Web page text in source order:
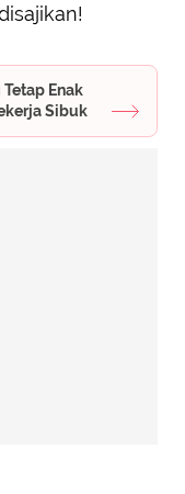
Tetap Enak
Sibuk